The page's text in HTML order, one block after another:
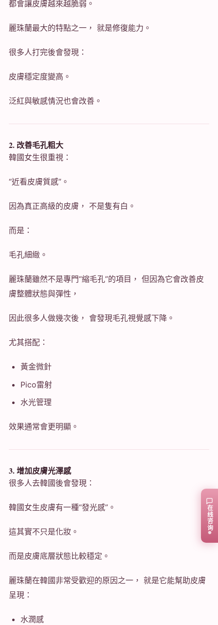
都會讓皮膚越來越脆弱。
麗珠蘭最大的特點之一， 就是修復能力。
很多人打完後會發現：
皮膚穩定度變高。
泛紅與敏感情況也會改善。
2. 改善毛孔粗大
韓國女生很重視：
“近看皮膚質感”。
因為真正高級的皮膚， 不是隻有白。
而是：
毛孔細緻。
麗珠蘭雖然不是專門“縮毛孔”的項目， 但因為它會改善皮
膚整體狀態與彈性，
因此很多人做幾次後， 會發現毛孔視覺感下降。
尤其搭配：
黃金微針
Pico雷射
水光管理
效果通常會更明顯。
3. 增加皮膚光澤感
很多人去韓國後會發現：
韓國女生皮膚有一種“發光感”。
這其實不只是化妝。
而是皮膚底層狀態比較穩定。
麗珠蘭在韓國非常受歡迎的原因之一， 就是它能幫助皮膚
呈現：
水潤感
在线咨询